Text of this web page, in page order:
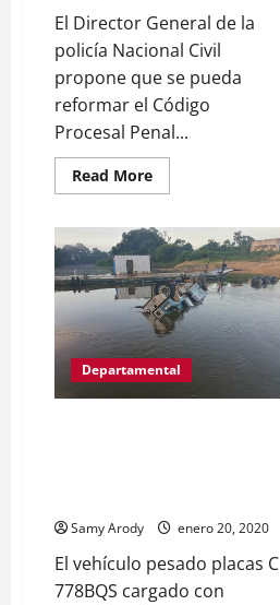
El Director General de la
policía Nacional Civil
propone que se pueda
reformar el Código
Procesal Penal...
Read MoreRead
more
general
de
la
Policía
Nacional
Civil
proponer
reformar
Código
Procesal
Penal.
Departamental
Samy Arody enero 20, 2020
El vehículo pesado placas C
778BQS cargado con